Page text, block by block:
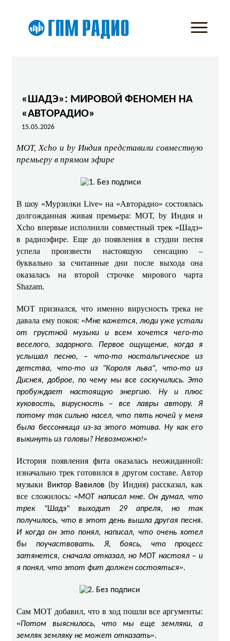
«ШАДЭ»: МИРОВОЙ ФЕНОМЕН НА
«АВТОРАДИО»
15.05.2026
МОТ, Xcho и by Индия представили совместную
премьеру в прямом эфире
В шоу «Мурзилки Live» на «Авторадио» состоялась
долгожданная живая премьера: МОТ, by Индия и
Xcho впервые исполнили совместный трек «Шадэ»
в радиоэфире. Еще до появления в студии песня
успела произвести настоящую сенсацию –
буквально за считанные дни после выхода она
оказалась на второй строчке мирового чарта
Shazam.
МОТ признался, что именно вирусность трека не
давала ему покоя: «Мне кажется, люди уже устали
от грустной музыки и всем хочется чего-то
веселого, задорного. Первое ощущение, когда я
услышал песню, – что-то ностальгическое из
детства, что-то из "Короля льва", что-то из
Диснея, доброе, по чему мы все соскучились. Это
пробуждает настоящую энергию. Ну и плюс
хуковость, вирусность – все лавры автору. Я
потому так сильно насел, что пять ночей у меня
была бессонница из-за этого мотива. Ну как его
выкинуть из головы? Невозможно!»
История появления фита оказалась неожиданной:
изначально трек готовился в другом составе. Автор
музыки
Виктор Вавилов (by Индия) рассказал, как
все сложилось: «МОТ написал мне. Он думал, что
трек "Шадэ" выходит 29 апреля, но так
получилось, что в этот день вышла другая песня.
И когда он это понял, написал, что очень хотел
бы поучаствовать. Я, боясь, что процесс
затянется, сначала отказал, но МОТ настоял – и
я понял, что этот фит должен состояться».
Сам МОТ добавил, что в ход пошли все аргументы:
«Потом выяснилось, что мы еще земляки, а
земляк земляку не может отказать».